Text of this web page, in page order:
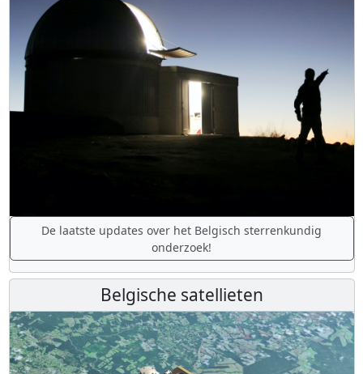
De laatste updates over het Belgisch sterrenkundig
onderzoek!
Belgische satellieten